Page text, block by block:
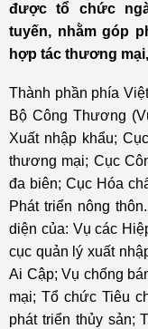
được tổ chức
tuyến, nhằm góp
hợp tác thương
Thành phần phía
Bộ Công Thương
Xuất nhập khẩu;
thương mại; Cục
đa biên; Cục Hóa
Phát triển nông
diện của: Vụ các
cục quản lý xuất
Ai Cập; Vụ chống
mại; Tổ chức Tiêu
phát triển thủy sản;